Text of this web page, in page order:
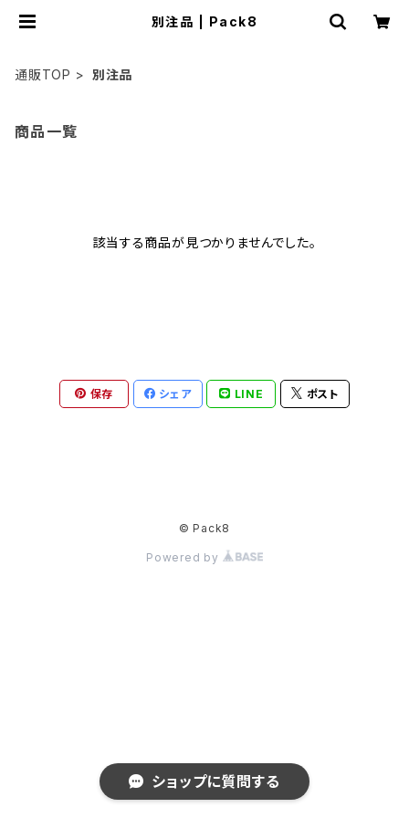
別注品 | Pack8
通販TOP 別注品
商品一覧
該当する商品が見つかりませんでした。
保存 シェア LINE ポスト
© Pack8
Powered by
ショップに質問する